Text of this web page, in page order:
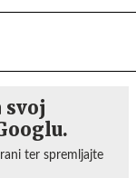
svoj
ter spremljajte